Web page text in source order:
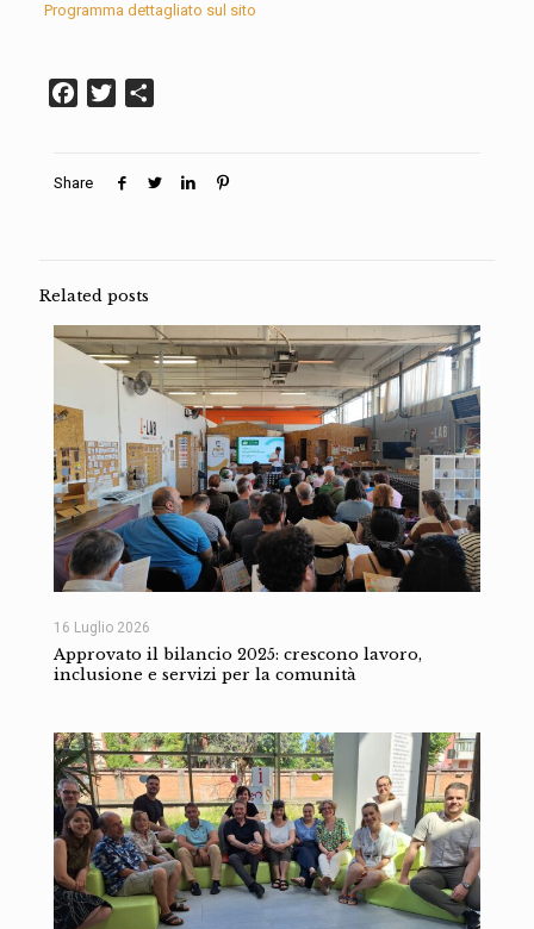
Programma dettagliato sul sito
Facebook
Twitter
Share
Related posts
16 Luglio 2026
Approvato il bilancio 2025: crescono lavoro,
inclusione e servizi per la comunità